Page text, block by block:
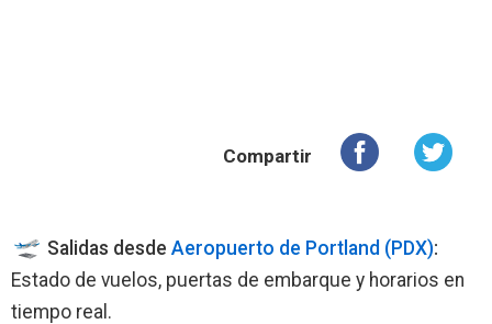
Compartir
Salidas desde Aeropuerto de Portland (PDX):
Estado de vuelos, puertas de embarque y horarios en
tiempo real.